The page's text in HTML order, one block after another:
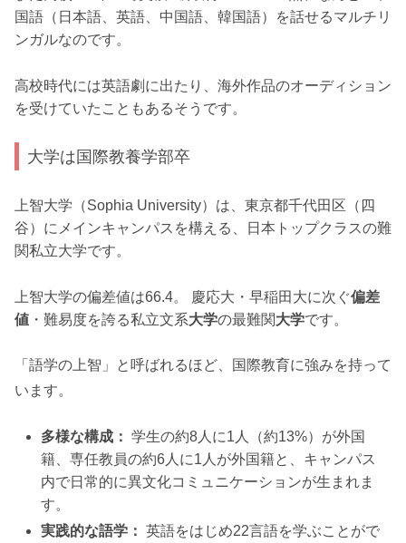
国語（日本語、英語、中国語、韓国語）を話せるマルチリ
ンガルなのです。
高校時代には英語劇に出たり、海外作品のオーディション
を受けていたこともあるそうです。
大学は国際教養学部卒
上智大学（Sophia University）は、東京都千代田区（四
谷）にメインキャンパスを構える、日本トップクラスの難
関私立大学です。
上智大学の偏差値は66.4。 慶応大・早稲田大に次ぐ偏差
値 ・難易度を誇る私立文系大学の最難関大学です。
「語学の上智」と呼ばれるほど、国際教育に強みを持って
います。
多様な構成： 学生の約8人に1人（約13%）が外国
籍、専任教員の約6人に1人が外国籍と、キャンパス
内で日常的に異文化コミュニケーションが生まれま
す。
実践的な語学： 英語をはじめ22言語を学ぶことがで